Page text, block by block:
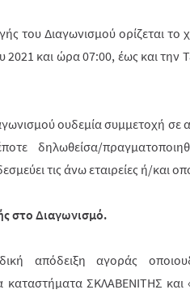
του Διαγωνισμού ορίζεται
και ώρα 07:00, έως και την
ουδεμία συμμετοχή σε
δηλωθείσα/
τις άνω εταιρείες ή/και
στο Διαγωνισμό.
απόδειξη αγοράς
καταστήματα ΣΚΛΑΒΕΝΙΤΗΣ και